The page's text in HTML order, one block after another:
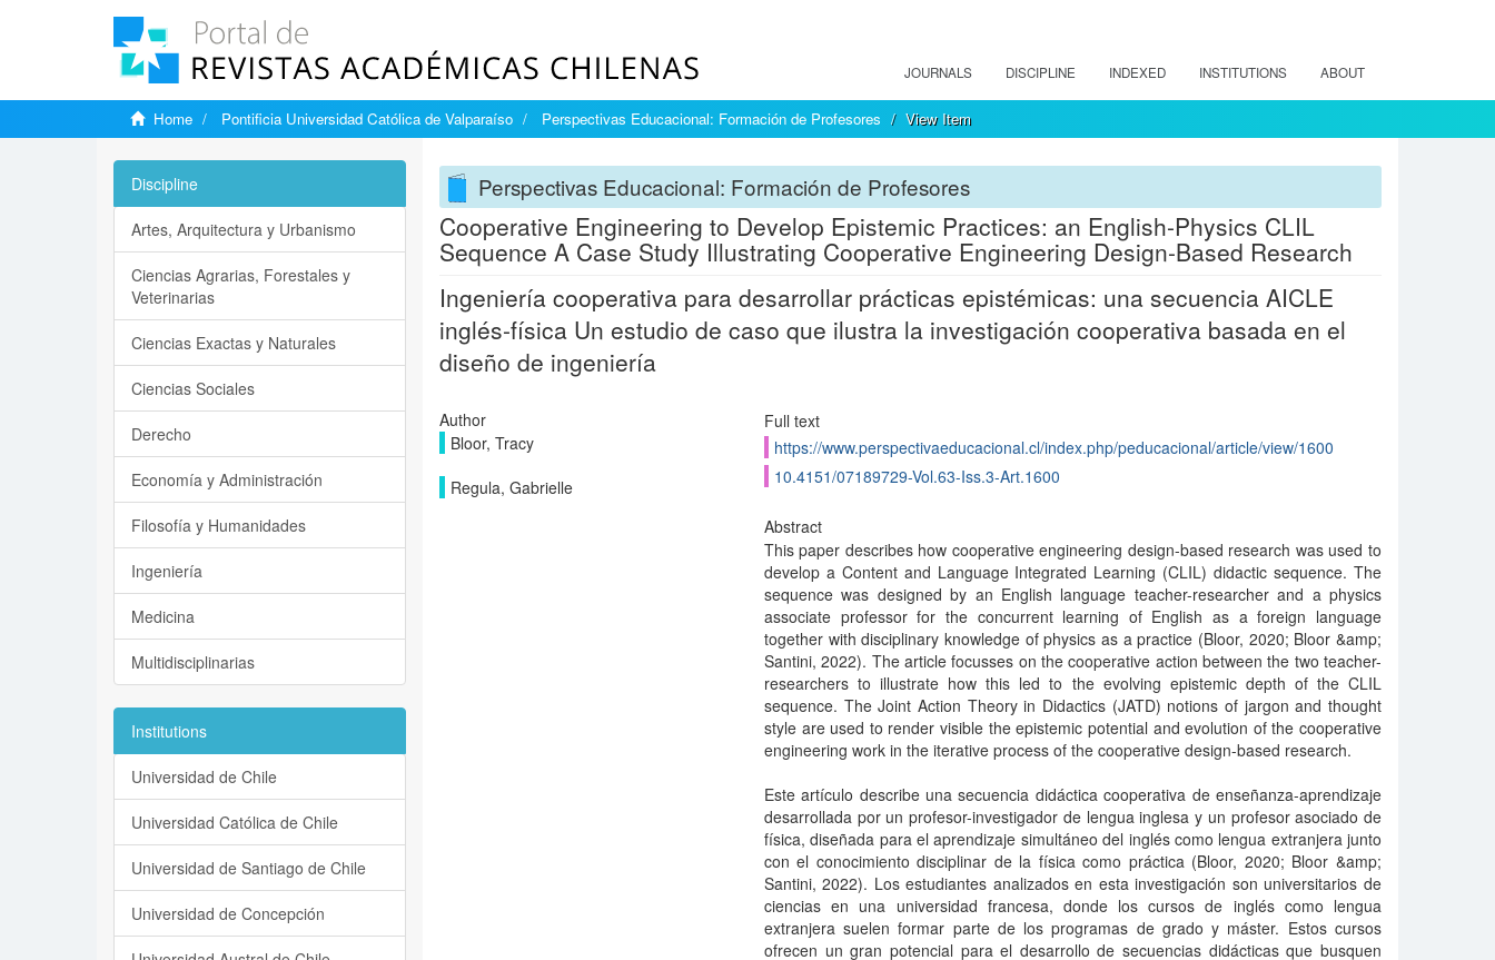
JOURNALS DISCIPLINE INDEXED INSTITUTIONS ABOUT
Home Pontificia Universidad Católica de Valparaíso Perspectivas Educacional: Formación de Profesores View Item
Perspectivas Educacional: Formación de Profesores
Cooperative Engineering to Develop Epistemic Practices: an English-Physics CLIL
Sequence A Case Study Illustrating Cooperative Engineering Design-Based Research
Ingeniería cooperativa para desarrollar prácticas epistémicas: una secuencia AICLE
inglés-física Un estudio de caso que ilustra la investigación cooperativa basada en el
diseño de ingeniería
Author
Bloor, Tracy
Regula, Gabrielle
Full text
https://www.perspectivaeducacional.cl/index.php/peducacional/article/view/1600
10.4151/07189729-Vol.63-Iss.3-Art.1600
Abstract
This paper describes how cooperative engineering design-based research was used to
develop a Content and Language Integrated Learning (CLIL) didactic sequence. The
sequence was designed by an English language teacher-researcher and a physics
associate professor for the concurrent learning of English as a foreign language
together with disciplinary knowledge of physics as a practice (Bloor, 2020; Bloor &amp;
Santini, 2022). The article focusses on the cooperative action between the two teacher-
researchers to illustrate how this led to the evolving epistemic depth of the CLIL
sequence. The Joint Action Theory in Didactics (JATD) notions of jargon and thought
style are used to render visible the epistemic potential and evolution of the cooperative
engineering work in the iterative process of the cooperative design-based research.
Este artículo describe una secuencia didáctica cooperativa de enseñanza-aprendizaje
desarrollada por un profesor-investigador de lengua inglesa y un profesor asociado de
física, diseñada para el aprendizaje simultáneo del inglés como lengua extranjera junto
con el conocimiento disciplinar de la física como práctica (Bloor, 2020; Bloor &amp;
Santini, 2022). Los estudiantes analizados en esta investigación son universitarios de
ciencias en una universidad francesa, donde los cursos de inglés como lengua
extranjera suelen formar parte de los programas de grado y máster. Estos cursos
ofrecen un gran potencial para el desarrollo de secuencias didácticas que busquen
Discipline
Artes, Arquitectura y Urbanismo
Ciencias Agrarias, Forestales y
Veterinarias
Ciencias Exactas y Naturales
Ciencias Sociales
Derecho
Economía y Administración
Filosofía y Humanidades
Ingeniería
Medicina
Multidisciplinarias
Institutions
Universidad de Chile
Universidad Católica de Chile
Universidad de Santiago de Chile
Universidad de Concepción